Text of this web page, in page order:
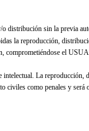
distribución sin la previa
la reproducción,
comprometiéndose el
intelectual. La
civiles como penales y será